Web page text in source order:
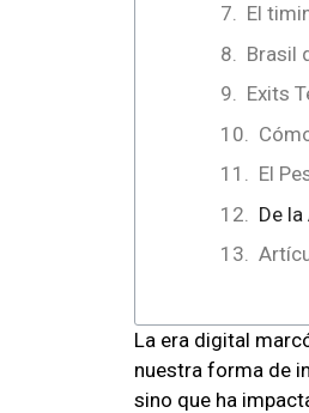
El
Brasil
Exits
El
De
La era digital
nuestra forma de
sino que ha